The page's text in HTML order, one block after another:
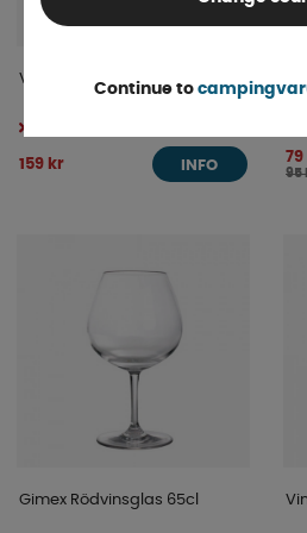
Vitvinsglas Gimex 2-pack
159 kr INFO
95
Gimex Rödvinsglas 65cl
Continue to